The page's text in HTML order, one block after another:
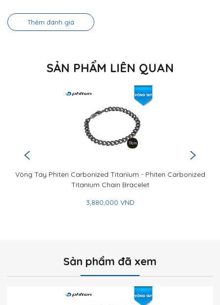
Thêm đánh giá
SẢN PHẨM LIÊN QUAN
Vòng Tay Phiten Carbonized Titanium - Phiten Carbonized
Titanium Chain Bracelet
3,880,000 VND
Sản phẩm đã xem